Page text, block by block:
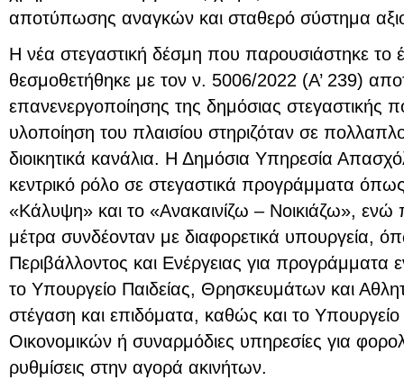
αποτύπωσης αναγκών και σταθερό σύστημα
Η νέα στεγαστική δέσμη που παρουσιάστηκε το
θεσμοθετήθηκε με τον ν. 5006/2022 (A’ 239)
επανενεργοποίησης της δημόσιας στεγαστικής
υλοποίηση του πλαισίου στηριζόταν σε
διοικητικά κανάλια. Η Δημόσια Υπηρεσία
κεντρικό ρόλο σε στεγαστικά προγράμματα
«Κάλυψη» και το «Ανακαινίζω – Νοικιάζω»,
μέτρα συνδέονταν με διαφορετικά υπουργεία,
Περιβάλλοντος και Ενέργειας για προγράμματα
το Υπουργείο Παιδείας, Θρησκευμάτων και
στέγαση και επιδόματα, καθώς και το Υπουργείο
Οικονομικών ή συναρμόδιες υπηρεσίες για
ρυθμίσεις στην αγορά ακινήτων.